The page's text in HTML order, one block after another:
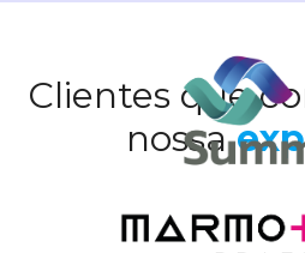
Clientes que
nossa